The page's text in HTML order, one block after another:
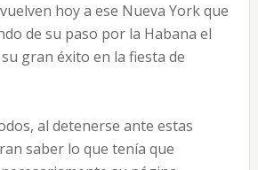
hoy a ese Nueva York que
de su paso por la Habana el
gran éxito en la fiesta de
al detenerse ante estas
saber lo que tenía que